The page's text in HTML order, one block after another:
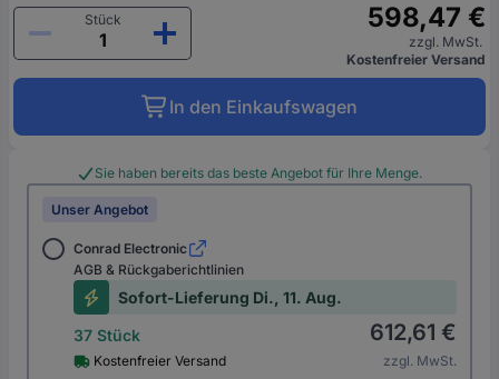
Stück
598,47 €
zzgl. MwSt.
Kostenfreier Versand
In den Einkaufswagen
Sie haben bereits das beste Angebot für Ihre Menge.
Unser Angebot
Conrad Electronic
AGB & Rückgaberichtlinien
Sofort-Lieferung Di., 11. Aug.
37 Stück
Kostenfreier Versand
612,61 €
zzgl. MwSt.